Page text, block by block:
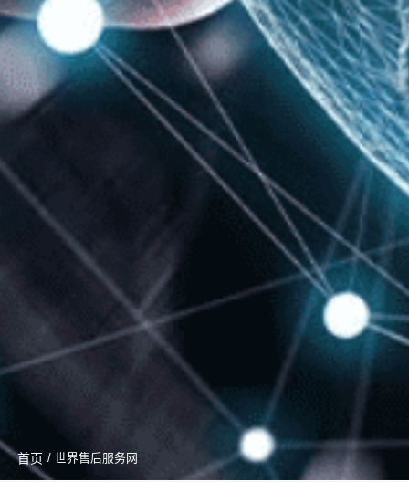
首页 / 世界售后服务网